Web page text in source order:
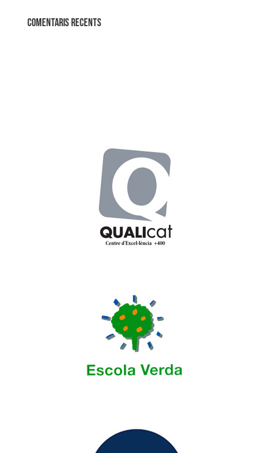
Comentaris recents